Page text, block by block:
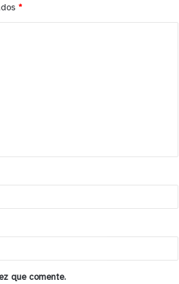
*
que comente.